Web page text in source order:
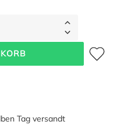
Zum
Tag versandt